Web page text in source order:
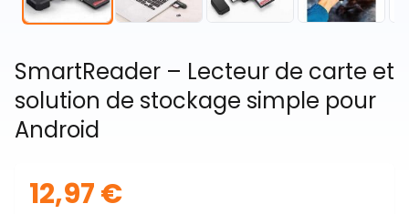
SmartReader – Lecteur de carte et
solution de stockage simple pour
Android
12,97 €